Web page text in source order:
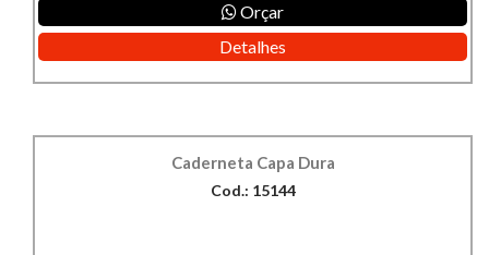
Orçar
Detalhes
Caderneta Capa Dura
Cod.: 15144